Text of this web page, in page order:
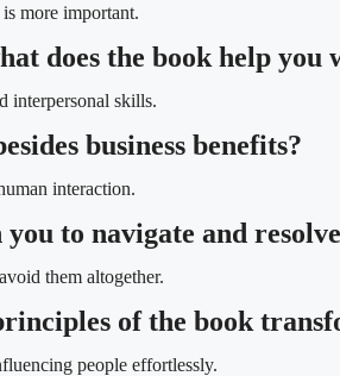
more important.
does the book help you
interpersonal skills.
business benefits?
interaction.
to navigate and
them altogether.
of the book
people effortlessly.